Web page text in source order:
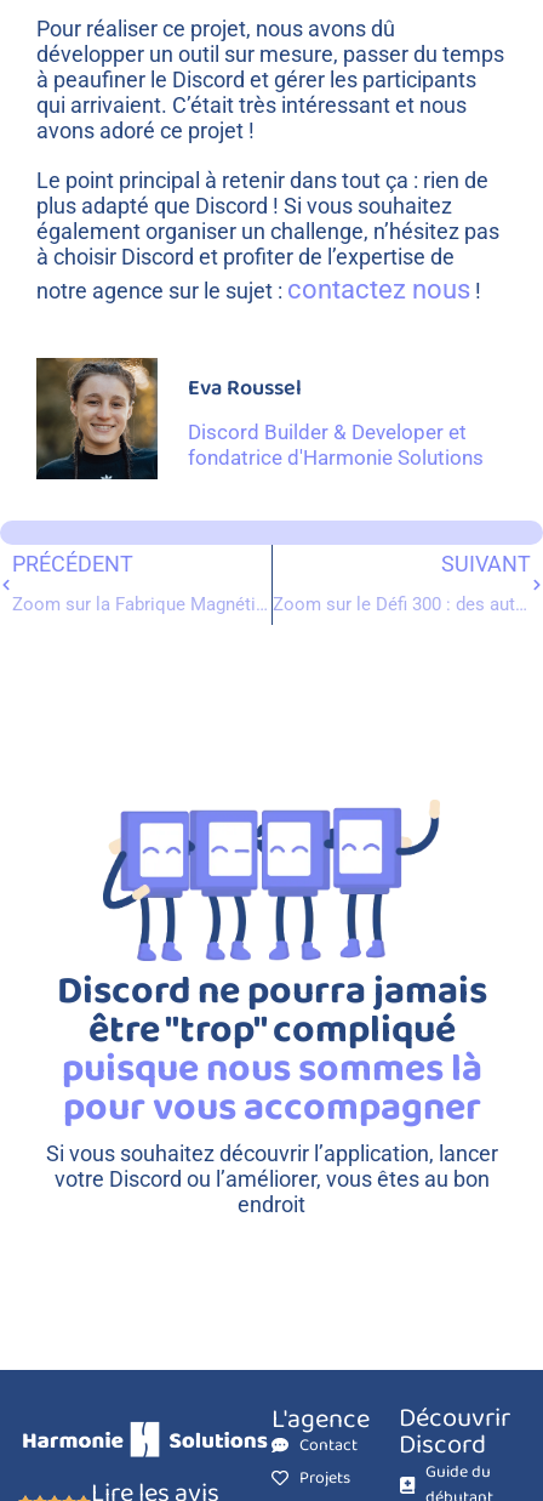
Pour réaliser ce projet, nous avons dû
développer un outil sur mesure, passer du temps
à peaufiner le Discord et gérer les participants
qui arrivaient. C’était très intéressant et nous
avons adoré ce projet !
Le point principal à retenir dans tout ça : rien de
plus adapté que Discord ! Si vous souhaitez
également organiser un challenge, n’hésitez pas
à choisir Discord et profiter de l’expertise de
notre agence sur le sujet : contactez nous !
Eva Roussel
Discord Builder & Developer et
fondatrice d'Harmonie Solutions
PRÉCÉDENT
Zoom sur la Fabrique Magnétique
SUIVANT
Zoom sur le Défi 300 : des automatisations Discord partout sur le serveur
Discord ne pourra jamais
être "trop" compliqué
puisque nous sommes là
pour vous accompagner
Si vous souhaitez découvrir l’application, lancer
votre Discord ou l’améliorer, vous êtes au bon
endroit
L'agence
Contact
Projets
Découvrir
Discord
Guide du